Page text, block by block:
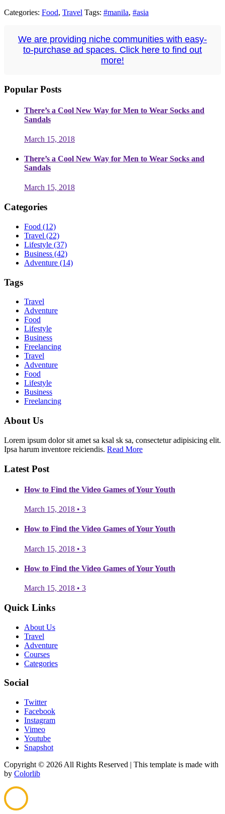
Categories: Food, Travel Tags: #manila, #asia
We are providing niche communities with easy-
to-purchase ad spaces. Click here to find out
more!
Popular Posts
There’s a Cool New Way for Men to Wear Socks and
Sandals
March 15, 2018
There’s a Cool New Way for Men to Wear Socks and
Sandals
March 15, 2018
Categories
Food (12)
Travel (22)
Lifestyle (37)
Business (42)
Adventure (14)
Tags
Travel
Adventure
Food
Lifestyle
Business
Freelancing
Travel
Adventure
Food
Lifestyle
Business
Freelancing
About Us
Lorem ipsum dolor sit amet sa ksal sk sa, consectetur adipisicing elit.
Ipsa harum inventore reiciendis. Read More
Latest Post
How to Find the Video Games of Your Youth
March 15, 2018 • 3
How to Find the Video Games of Your Youth
March 15, 2018 • 3
How to Find the Video Games of Your Youth
March 15, 2018 • 3
Quick Links
About Us
Travel
Adventure
Courses
Categories
Social
Twitter
Facebook
Instagram
Vimeo
Youtube
Snapshot
Copyright © 2026 All Rights Reserved | This template is made with
by Colorlib